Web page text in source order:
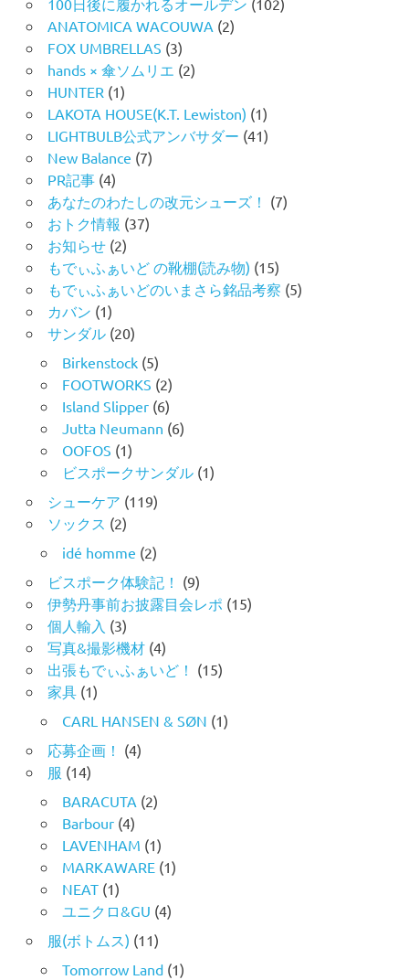
ANATOMICA WACOUWA (2)
FOX UMBRELLAS (3)
hands × 傘ソムリエ (2)
HUNTER (1)
LAKOTA HOUSE(K.T. Lewiston) (1)
LIGHTBULB公式アンバサダー (41)
New Balance (7)
PR記事(4)
あなたのわたしの改元シューズ！ (7)
おトク情報 (37)
お知らせ(2)
もでぃふぁいど の靴棚(読み物) (15)
もでぃふぁいどのいまさら銘品考察 (5)
カバン (1)
サンダル(20)
Birkenstock(5)
FOOTWORKS (2)
Island Slipper(6)
Jutta Neumann (6)
OOFOS (1)
ビスポークサンダル(1)
シューケア (119)
ソックス (2)
idé homme (2)
ビスポーク体験記！ (9)
伊勢丹事前お披露目会レポ (15)
個人輸入 (3)
写真&撮影機材(4)
出張もでぃふぁいど！ (15)
家具(1)
CARL HANSEN & SØN (1)
応募企画！ (4)
服 (14)
BARACUTA (2)
Barbour(4)
LAVENHAM (1)
MARKAWARE(1)
NEAT(1)
ユニクロ&GU (4)
服(ボトムス) (11)
Tomorrow Land(1)